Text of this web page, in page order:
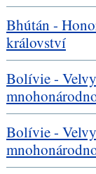
Bhútán -
království
Bolívie -
Bolívie -